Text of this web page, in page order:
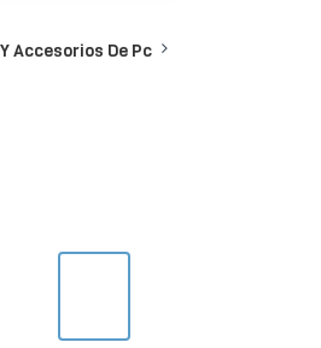
Accesorios De Pc